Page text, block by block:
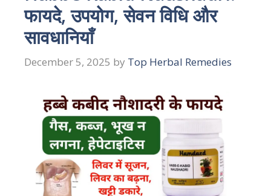
फायदे, उपयोग, सेवन विधि और
सावधानियाँ
December 5, 2025 by Top Herbal Remedies